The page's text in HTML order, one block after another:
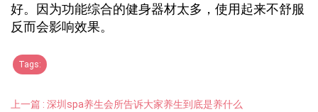
好。因为功能综合的健身器材太多，使用起来不舒服
反而会影响效果。
Tags:
上一篇 : 深圳spa养生会所告诉大家养生到底是养什么